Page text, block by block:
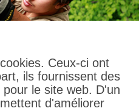
Ceux-ci ont
ils fournissent des
le site web. D'un
d'améliorer